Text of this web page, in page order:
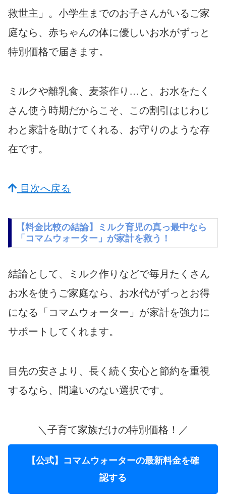
救世主」。小学生までのお子さんがいるご家
庭なら、赤ちゃんの体に優しいお水がずっと
特別価格で届きます。
ミルクや離乳食、麦茶作り…と、お水をたく
さん使う時期だからこそ、この割引はじわじ
わと家計を助けてくれる、お守りのような存
在です。
目次へ戻る
【料金比較の結論】ミルク育児の真っ最中なら
「コマムウォーター」が家計を救う！
結論として、ミルク作りなどで毎月たくさん
お水を使うご家庭なら、お水代がずっとお得
になる「コマムウォーター」が家計を強力に
サポートしてくれます。
目先の安さより、長く続く安心と節約を重視
するなら、間違いのない選択です。
＼子育て家族だけの特別価格！／
【公式】コマムウォーターの最新料金を確
認する